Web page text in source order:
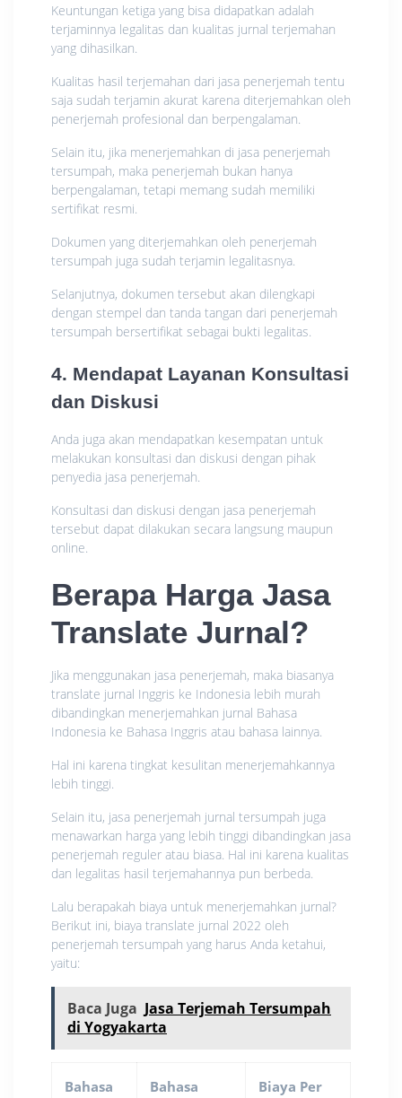
Keuntungan ketiga yang bisa didapatkan adalah
terjaminnya legalitas dan kualitas jurnal terjemahan
yang dihasilkan.
Kualitas hasil terjemahan dari jasa penerjemah tentu
saja sudah terjamin akurat karena diterjemahkan oleh
penerjemah profesional dan berpengalaman.
Selain itu, jika menerjemahkan di jasa penerjemah
tersumpah, maka penerjemah bukan hanya
berpengalaman, tetapi memang sudah memiliki
sertifikat resmi.
Dokumen yang diterjemahkan oleh penerjemah
tersumpah juga sudah terjamin legalitasnya.
Selanjutnya, dokumen tersebut akan dilengkapi
dengan stempel dan tanda tangan dari penerjemah
tersumpah bersertifikat sebagai bukti legalitas.
4. Mendapat Layanan Konsultasi
dan Diskusi
Anda juga akan mendapatkan kesempatan untuk
melakukan konsultasi dan diskusi dengan pihak
penyedia jasa penerjemah.
Konsultasi dan diskusi dengan jasa penerjemah
tersebut dapat dilakukan secara langsung maupun
online.
Berapa Harga Jasa
Translate Jurnal?
Jika menggunakan jasa penerjemah, maka biasanya
translate jurnal Inggris ke Indonesia lebih murah
dibandingkan menerjemahkan jurnal Bahasa
Indonesia ke Bahasa Inggris atau bahasa lainnya.
Hal ini karena tingkat kesulitan menerjemahkannya
lebih tinggi.
Selain itu, jasa penerjemah jurnal tersumpah juga
menawarkan harga yang lebih tinggi dibandingkan jasa
penerjemah reguler atau biasa. Hal ini karena kualitas
dan legalitas hasil terjemahannya pun berbeda.
Lalu berapakah biaya untuk menerjemahkan jurnal?
Berikut ini, biaya translate jurnal 2022 oleh
penerjemah tersumpah yang harus Anda ketahui,
yaitu:
Baca Juga Jasa Terjemah Tersumpah
di Yogyakarta
Bahasa
Bahasa
Biaya Per